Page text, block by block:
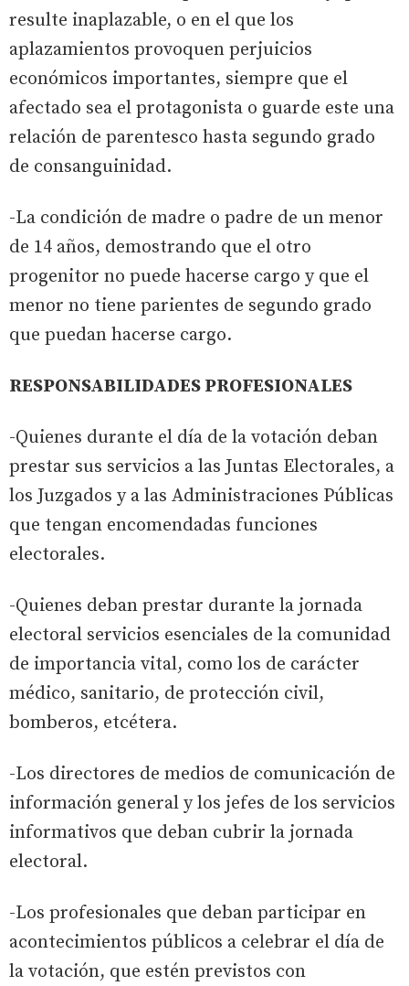
resulte inaplazable, o en el que los
aplazamientos provoquen perjuicios
económicos importantes, siempre que el
afectado sea el protagonista o guarde este una
relación de parentesco hasta segundo grado
de consanguinidad.
-La condición de madre o padre de un menor
de 14 años, demostrando que el otro
progenitor no puede hacerse cargo y que el
menor no tiene parientes de segundo grado
que puedan hacerse cargo.
RESPONSABILIDADES PROFESIONALES
-Quienes durante el día de la votación deban
prestar sus servicios a las Juntas Electorales, a
los Juzgados y a las Administraciones Públicas
que tengan encomendadas funciones
electorales.
-Quienes deban prestar durante la jornada
electoral servicios esenciales de la comunidad
de importancia vital, como los de carácter
médico, sanitario, de protección civil,
bomberos, etcétera.
-Los directores de medios de comunicación de
información general y los jefes de los servicios
informativos que deban cubrir la jornada
electoral.
-Los profesionales que deban participar en
acontecimientos públicos a celebrar el día de
la votación, que estén previstos con